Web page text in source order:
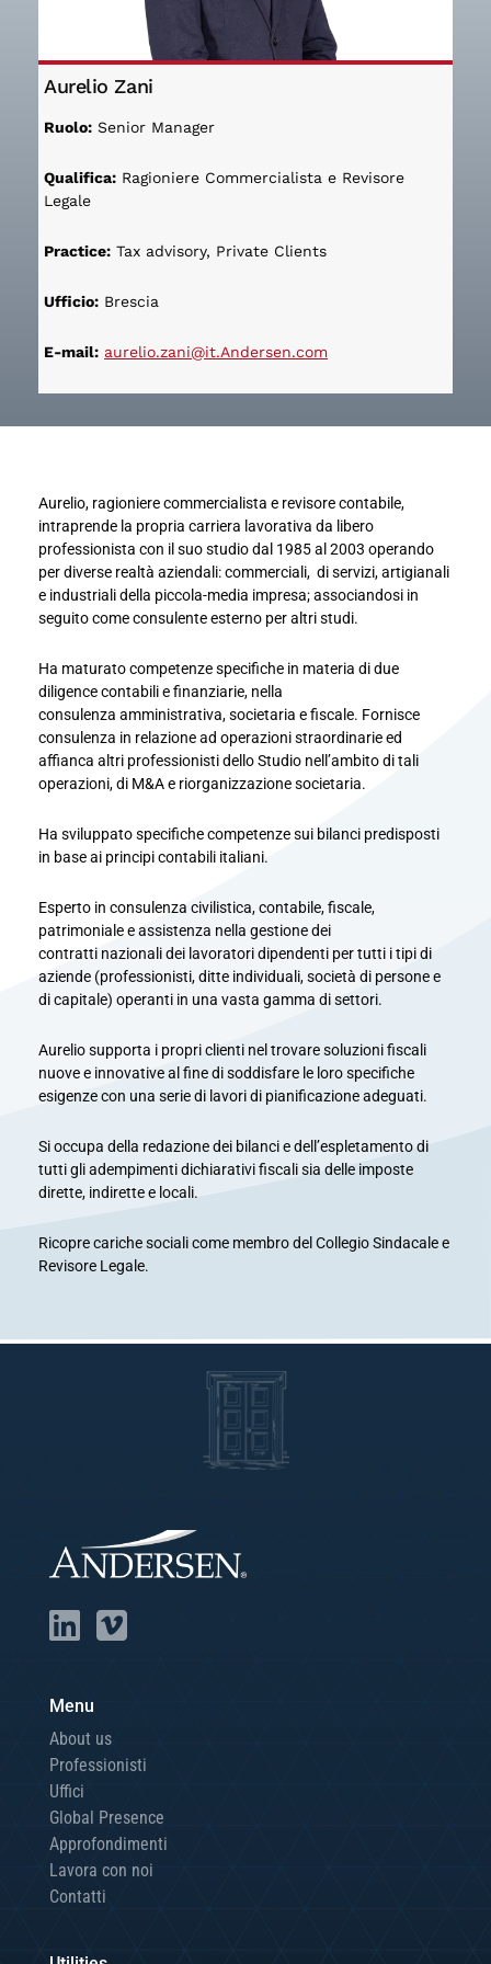
Aurelio Zani
Ruolo: Senior Manager
Qualifica: Ragioniere Commercialista e Revisore
Legale
Practice: Tax advisory, Private Clients
Ufficio: Brescia
E-mail: aurelio.zani@it.Andersen.com
Aurelio, ragioniere commercialista e revisore contabile,
intraprende la propria carriera lavorativa da libero
professionista con il suo studio dal 1985 al 2003 operando
per diverse realtà aziendali: commerciali, diservizi, artigianali
e industriali della piccola-media impresa; associandosi in
seguito come consulente esterno peraltri studi.
Ha maturato competenze specifiche in materia di due
diligence contabili e finanziarie, nella
consulenza amministrativa, societaria e fiscale. Fornisce
consulenza in relazione ad operazioni straordinarie ed
affianca altri professionisti dello Studio nell’ambito di tali
operazioni, di M&A e riorganizzazione societaria.
Ha sviluppato specifiche competenze sui bilanci predisposti
in base ai principi contabili italiani.
Esperto in consulenza civilistica, contabile, fiscale,
patrimoniale e assistenza nella gestione dei
contratti nazionali dei lavoratori dipendenti per tutti i tipi di
aziende (professionisti, ditte individuali, società di persone e
dicapitale) operanti in una vasta gamma di settori.
Aurelio supporta i propri clienti nel trovare soluzioni fiscali
nuove e innovative al fine di soddisfare le lorospecifiche
esigenze con una serie di lavori di pianificazione adeguati.
Si occupa della redazione dei bilanci e dell’espletamento di
tutti gli adempimenti dichiarativi fiscali sia delle imposte
dirette, indirette e locali.
Ricopre cariche sociali come membro del Collegio Sindacale e
Revisore Legale.
Menu
About us
Professionisti
Uffici
Global Presence
Approfondimenti
Lavora con noi
Contatti